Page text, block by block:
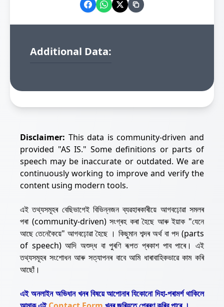
Additional Data:
Disclaimer: This data is community-driven and
provided "AS IS." Some definitions or parts of
speech may be inaccurate or outdated. We are
continuously working to improve and verify the
content using modern tools.
এই তথ্যসমূহৰ বেছিভাগেই বিভিন্নজন ব্যৱহাৰকাৰীয়ে আগবঢ়োৱা সমলৰ
পৰা (community-driven) সংগ্ৰহ কৰা হৈছে আৰু ইয়াক "যেনে
আছে তেনেকৈয়ে" আগবঢ়োৱা হৈছে । কিছুমান শব্দৰ অৰ্থ বা পদ (parts
of speech) আদি অশুদ্ধ বা পুৰণি ৰূপত প্ৰকাশ পাব পাৰে। এই
তথ্যসমূহৰ সংশোধন আৰু সত্যাপনৰ বাবে আমি ধাৰাবাহিকভাৱে কাম কৰি
আছোঁ।
এই অনলাইন অভিধান খনৰ বিষয়ে আপোনাৰ যিকোনো দিহা-পৰামৰ্শ থাকিলে